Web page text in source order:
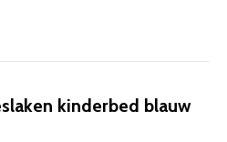
kinderbed blauw